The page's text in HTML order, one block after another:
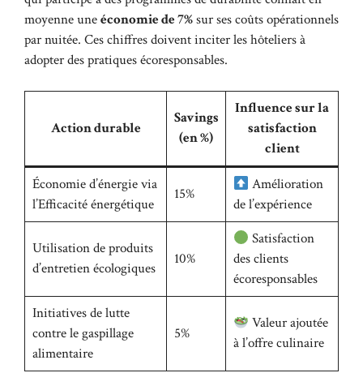
moyenne uneéconomie de 7%sur ses coûts opérationnels
par nuitée. Ces chiffres doivent inciter les hôteliers à
adopter des pratiques écoresponsables.
Action durable
Savings
(en %)
Influence sur la
satisfaction
client
Économie d’énergie via
l’Efficacité énergétique
15%
Amélioration
de l’expérience
Utilisation de produits
d’entretien écologiques
10%
Satisfaction
des clients
écoresponsables
Initiatives de lutte
contre le gaspillage
alimentaire
5%
Valeur ajoutée
à l’offre culinaire